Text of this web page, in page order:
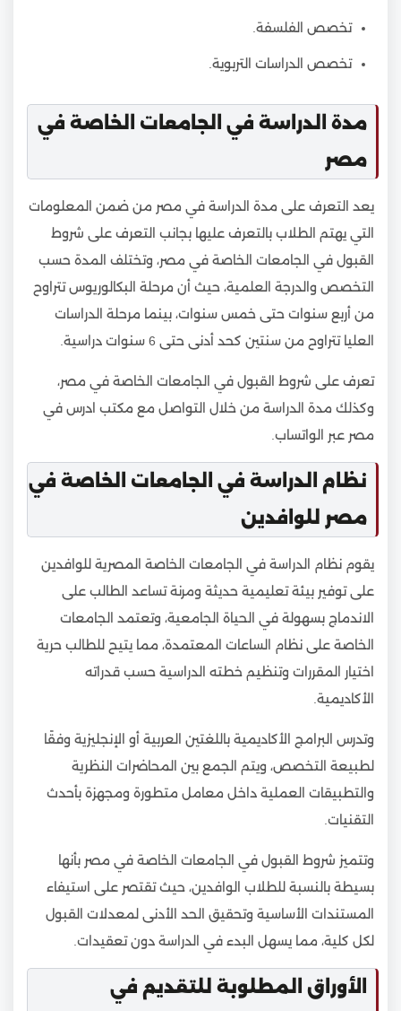
تخصص الفلسفة.
تخصص الدراسات التربوية.
مدة الدراسة في الجامعات الخاصة في
مصر
يعد التعرف على مدة الدراسة في مصر من ضمن المعلومات
التي يهتم الطلاب بالتعرف عليها بجانب التعرف على شروط
القبول في الجامعات الخاصة في مصر، وتختلف المدة حسب
التخصص والدرجة العلمية، حيث أن مرحلة البكالوريوس تتراوح
من أربع سنوات حتى خمس سنوات، بينما مرحلة الدراسات
العليا تتراوح من سنتين كحد أدنى حتى 6 سنوات دراسية.
تعرف على شروط القبول في الجامعات الخاصة في مصر،
وكذلك مدة الدراسة من خلال التواصل مع مكتب ادرس في
مصر عبر الواتساب.
نظام الدراسة في الجامعات الخاصة في
مصر للوافدين
يقوم نظام الدراسة في الجامعات الخاصة المصرية للوافدين
على توفير بيئة تعليمية حديثة ومرنة تساعد الطالب على
الاندماج بسهولة في الحياة الجامعية، وتعتمد الجامعات
الخاصة على نظام الساعات المعتمدة، مما يتيح للطالب حرية
اختيار المقررات وتنظيم خطته الدراسية حسب قدراته
الأكاديمية.
وتدرس البرامج الأكاديمية باللغتين العربية أو الإنجليزية وفقًا
لطبيعة التخصص، ويتم الجمع بين المحاضرات النظرية
والتطبيقات العملية داخل معامل متطورة ومجهزة بأحدث
التقنيات.
وتتميز شروط القبول في الجامعات الخاصة في مصر بأنها
بسيطة بالنسبة للطلاب الوافدين، حيث تقتصر على استيفاء
المستندات الأساسية وتحقيق الحد الأدنى لمعدلات القبول
لكل كلية، مما يسهل البدء في الدراسة دون تعقيدات.
الأوراق المطلوبة للتقديم في